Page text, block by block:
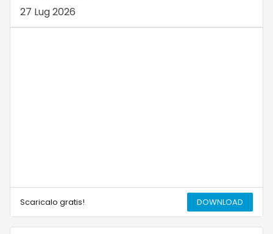
27 Lug 2026
Scaricalo gratis! DOWNLOAD